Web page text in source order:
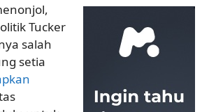
Tucker
salah
setia